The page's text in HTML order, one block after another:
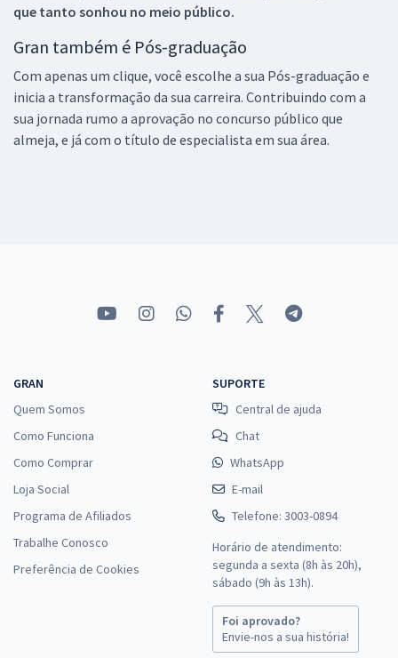
que tanto sonhou no meio público.
Gran também é Pós-graduação
Com apenas um clique, você escolhe a sua Pós-graduação e
inicia a transformação da sua carreira. Contribuindo com a
sua jornada rumo a aprovação no concurso público que
almeja, e já com o título de especialista em sua área.
GRAN
Quem Somos
Como Funciona
Como Comprar
Loja Social
Programa de Afiliados
Trabalhe Conosco
Preferência de Cookies
SUPORTE
Central de ajuda
Chat
WhatsApp
E-mail
Telefone: 3003-0894
Horário de atendimento:
segunda a sexta (8h às 20h),
sábado (9h às 13h).
Foi aprovado?
Envie-nos a sua história!